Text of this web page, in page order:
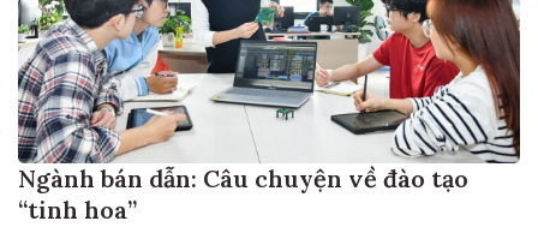
Ngành bán dẫn: Câu chuyện về đào tạo
“tinh hoa”